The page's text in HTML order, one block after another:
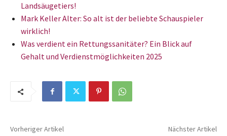
Landsäugetiers!
Mark Keller Alter: So alt ist der beliebte Schauspieler
wirklich!
Was verdient ein Rettungssanitäter? Ein Blick auf
Gehalt und Verdienstmöglichkeiten 2025
Vorheriger Artikel Nächster Artikel